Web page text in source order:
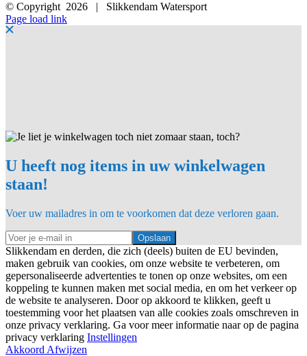
© Copyright 2026 | Slikkendam Watersport
Facebook
Instagram
LinkedIn
YouTube
X
E-
mail
Page load link
U heeft nog items in uw winkelwagen
staan!
Voer uw mailadres in om te voorkomen dat deze verloren gaan.
Opslaan
Slikkendam en derden, die zich (deels) buiten de EU bevinden,
maken gebruik van cookies, om onze website te verbeteren, om
gepersonaliseerde advertenties te tonen op onze websites, om een
koppeling te kunnen maken met social media, en om het verkeer op
de website te analyseren. Door op akkoord te klikken, geeft u
toestemming voor het plaatsen van alle cookies zoals omschreven in
onze privacy verklaring. Ga voor meer informatie naar op de pagina
privacy verklaring Instellingen
Akkoord Afwijzen